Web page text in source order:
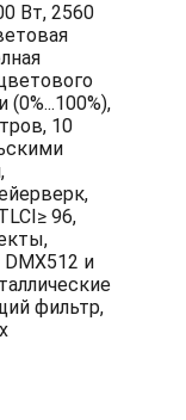
Вт, 2560
10
96,
и
фильтр,